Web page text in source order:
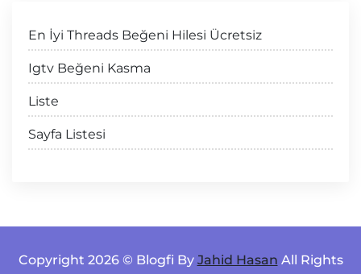
En İyi Threads Beğeni Hilesi Ücretsiz
Igtv Beğeni Kasma
Liste
Sayfa Listesi
Copyright 2026 © Blogfi By Jahid Hasan All Rights